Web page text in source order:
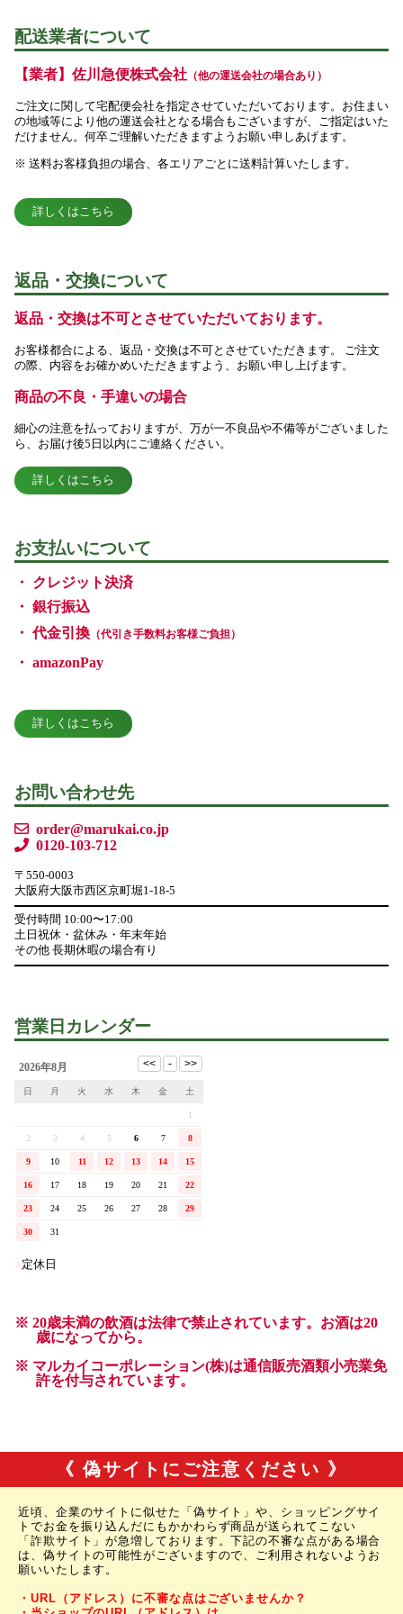
《 偽サイトにご注意ください 》
近頃、企業のサイトに似せた「偽サイト」や、ショッピングサイ
トでお金を振り込んだにもかかわらず商品が送られてこない
「詐欺サイト」が急増しております。下記の不審な点がある場合
は、偽サイトの可能性がございますので、ご利用されないようお
願いいたします。
・URL（アドレス）に不審な点はございませんか？